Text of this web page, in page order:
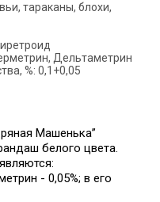
тараканы, блохи,
Дельтаметрин
%: 0,1+0,05
Машенька”
белого цвета.
- 0,05%; в его